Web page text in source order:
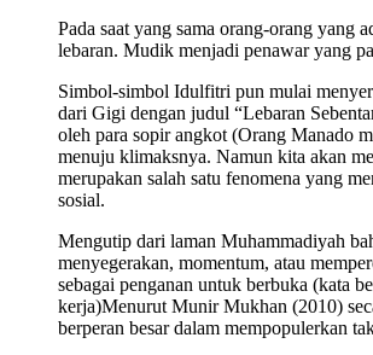
Pada saat yang sama orang-orang yang
lebaran. Mudik menjadi penawar yang
Simbol-simbol Idulfitri pun mulai
dari Gigi dengan judul “Lebaran
oleh para sopir angkot (Orang Manado
menuju klimaksnya. Namun kita akan
merupakan salah satu fenomena yang
sosial.
Mengutip dari laman Muhammadiyah
menyegerakan, momentum, atau
sebagai penganan untuk berbuka (kata
kerja)Menurut Munir Mukhan (2010)
berperan besar dalam mempopulerkan